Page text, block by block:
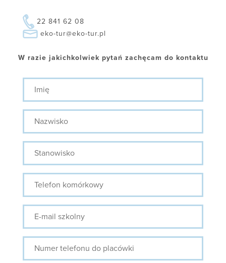
22 841 62 08
eko-tur@eko-tur.pl
W razie jakichkolwiek pytań zachęcam do kontaktu
Imię
Nazwisko
Stanowisko
Telefon
komórkowy
E-
mail
szkolny
Numer
telefonu
do